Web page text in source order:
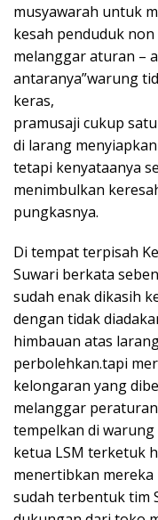
musyawarah untuk
kesah penduduk
melanggar aturan –
antaranya”warung
keras,
pramusaji cukup
di larang
tetapi kenyataanya
menimbulkan
pungkasnya.
Di tempat terpisah
Suwari berkata
sudah enak dikasih
dengan tidak
himbauan atas
perbolehkan.tapi
kelongaran yang
melanggar
tempelkan di
ketua LSM terketuk
menertibkan mereka
sudah terbentuk tim